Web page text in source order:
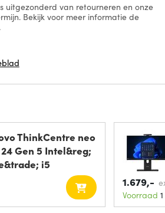
uitgezonderd van retourneren en onze
Bekijk voor meer informatie de
.
ThinkCentre neo
Gen 5 Intel&reg;
i5
1.679,-
Voorraad